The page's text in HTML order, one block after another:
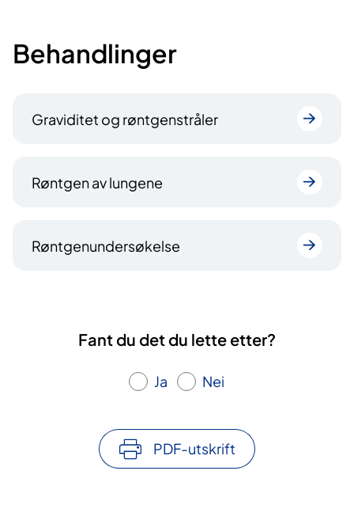
Behandlinger
Graviditet og røntgenstråler
Røntgen av lungene
Røntgenundersøkelse
Fant du det du lette etter?
Ja Nei
PDF-utskrift